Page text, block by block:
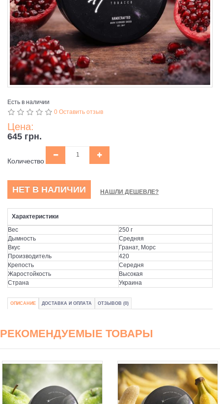
Есть в наличии
0 Оставить отзыв
Цена:
645 грн.
Количество
НЕТ В НАЛИЧИИ НАШЛИ ДЕШЕВЛЕ?
Характеристики
Вес
250 г
Дымность
Средняя
Вкус
Гранат, Морс
Производитель
420
Крепость
Середня
Жаростойкость
Высокая
Страна
Украина
ОПИСАНИЕ ДОСТАВКА И ОПЛАТА ОТЗЫВОВ (0)
РЕКОМЕНДУЕМЫЕ ТОВАРЫ